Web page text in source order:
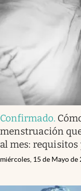
Confirmado.
menstruación
al mes: requisitos
miércoles, 15 de Mayo de